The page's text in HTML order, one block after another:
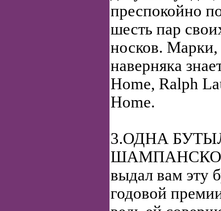
преспокойно
шесть пар
носков. Марки,
наверняка
Home, Ralph
Home.
3.ОДНА
выдал вам эту
годовой